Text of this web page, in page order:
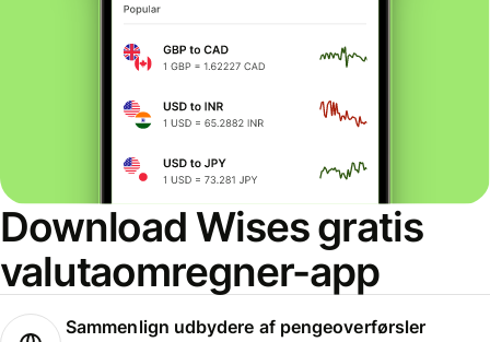
Download Wises gratis
valutaomregner-app
Sammenlign udbydere af pengeoverførsler